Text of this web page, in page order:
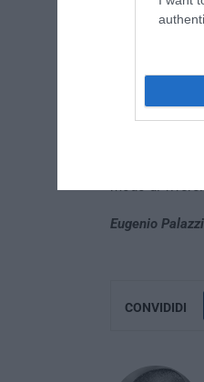
D’altronde
esempio,
per quello
modo di
Eugenio
CONVIDIDI